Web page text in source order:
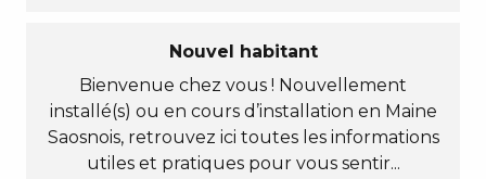
Nouvel habitant
Bienvenue chez vous ! Nouvellement
installé(s) ou en cours d’installation en Maine
Saosnois, retrouvez ici toutes les informations
utiles et pratiques pour vous sentir...